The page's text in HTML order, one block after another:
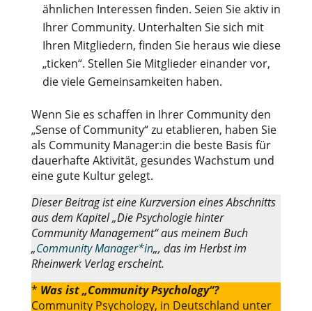
ähnlichen Interessen finden. Seien Sie aktiv in
Ihrer Community. Unterhalten Sie sich mit
Ihren Mitgliedern, finden Sie heraus wie diese
„ticken“. Stellen Sie Mitglieder einander vor,
die viele Gemeinsamkeiten haben.
Wenn Sie es schaffen in Ihrer Community den
„Sense of Community“ zu etablieren, haben Sie
als Community Manager:in die beste Basis für
dauerhafte Aktivität, gesundes Wachstum und
eine gute Kultur gelegt.
Dieser Beitrag ist eine Kurzversion eines Abschnitts
aus dem Kapitel „Die Psychologie hinter
Community Management“ aus meinem Buch
„Community Manager*in„, das im Herbst im
Rheinwerk Verlag erscheint.
* Was ist „Community Psychology“?
Community Psychology, in Deutschland unter